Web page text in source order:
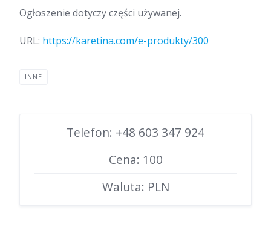
Ogłoszenie dotyczy części używanej.
URL: https://karetina.com/e-produkty/300
INNE
Telefon: +48 603 347 924
Cena: 100
Waluta: PLN